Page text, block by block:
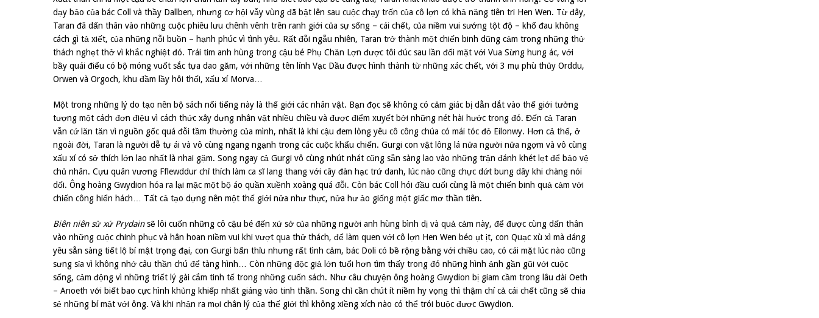
dạy bảo của bác Coll và thầy Dallben, nhưng cơ hội vẫy vùng đã bật lên sau cuộc chạy trốn của cô lợn có khả năng tiên tri Hen Wen. Từ đây,
Taran đã dấn thân vào những cuộc phiêu lưu chênh vênh trên ranh giới của sự sống – cái chết, của niềm vui sướng tột độ – khổ đau không
cách gì tả xiết, của những nỗi buồn – hạnh phúc vì tình yêu. Rất đỗi ngẫu nhiên, Taran trở thành một chiến binh dũng cảm trong những thử
thách nghẹt thở vì khắc nghiệt đó. Trái tim anh hùng trong cậu bé Phụ Chăn Lợn được tôi đúc sau lần đối mặt với Vua Sừng hung ác, với
bầy quái điểu có bộ móng vuốt sắc tựa dao găm, với những tên lính Vạc Dầu được hình thành từ những xác chết, với 3 mụ phù thủy Orddu,
Orwen và Orgoch, khu đầm lầy hôi thối, xấu xí Morva…
Một trong những lý do tạo nên bộ sách nổi tiếng này là thế giới các nhân vật. Bạn đọc sẽ không có cảm giác bị dẫn dắt vào thế giới tưởng
tượng một cách đơn điệu vì cách thức xây dựng nhân vật nhiều chiều và được điểm xuyết bởi những nét hài hước trong đó. Đến cả Taran
vẫn cứ lăn tăn vì nguồn gốc quá đỗi tầm thường của mình, nhất là khi cậu đem lòng yêu cô công chúa có mái tóc đỏ Eilonwy. Hơn cả thế, ở
ngoài đời, Taran là người dễ tự ái và vô cùng ngang ngạnh trong các cuộc khẩu chiến. Gurgi con vật lông lá nửa người nửa ngợm và vô cùng
xấu xí có sở thích lớn lao nhất là nhai gặm. Song ngay cả Gurgi vô cùng nhút nhát cũng sẵn sàng lao vào những trận đánh khét lẹt để bảo vệ
chủ nhân. Cựu quân vương Fflewddur chỉ thích làm ca sĩ lang thang với cây đàn hạc trứ danh, lúc nào cũng chực dứt bung dây khi chàng nói
dối. Ông hoàng Gwydion hóa ra lại mặc một bộ áo quần xuềnh xoàng quá đỗi. Còn bác Coll hói đầu cuối cùng là một chiến binh quả cảm với
chiến công hiển hách… Tất cả tạo dựng nên một thế giới nửa như thực, nửa hư ảo giống một giấc mơ thần tiên.
Biên niên sử xứ Prydainsẽ lôi cuốn những cô cậu bé đến xứ sở của những người anh hùng bình dị và quả cảm này, để được cùng dấn thân
vào những cuộc chinh phục và hân hoan niềm vui khi vượt qua thử thách, để làm quen với cô lợn Hen Wen béo ụt ịt, con Quạc xù xì mà đáng
yêu sẵn sàng tiết lộ bí mật trọng đại, con Gurgi bẩn thỉu nhưng rất tình cảm, bác Doli có bề rộng bằng với chiều cao, có cái mặt lúc nào cũng
sưng sỉa vì không nhớ câu thần chú để tàng hình… Còn những độc giả lớn tuổi hơn tìm thấy trong đó những hình ảnh gần gũi với cuộc
sống, cảm động vì những triết lý gài cắm tinh tế trong những cuốn sách. Như câu chuyện ông hoàng Gwydion bị giam cầm trong lâu đài Oeth
– Anoeth với biết bao cực hình khủng khiếp nhất giáng vào tinh thần. Song chỉ cần chút ít niềm hy vọng thì thậm chí cả cái chết cũng sẽ chia
sẻ những bí mật với ông. Và khi nhận ra mọi chân lý của thế giới thì không xiềng xích nào có thể trói buộc được Gwydion.